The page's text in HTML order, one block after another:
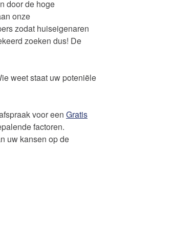
door de hoge
onze
zodat huiseigenaren
zoeken dus! De
weet staat uw poteniële
voor een Gratis
factoren.
uw kansen op de